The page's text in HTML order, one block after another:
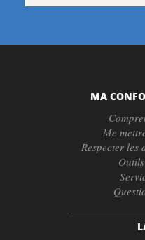
MA
Me
Respecter les